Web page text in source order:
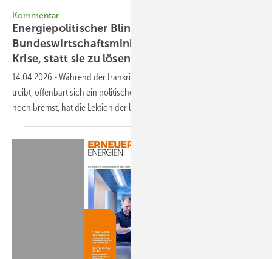
Kommentar
Energiepolitischer Blindflug:
Bundeswirtschaftsministerin verschärft die
Krise, statt sie zu lösen
14.04.2026 -Während der Irankrieg die Energiepreise nach oben
treibt, offenbart sich ein politisches Versagen mit Ansage. Wer jetzt
noch bremst, hat die Lektion der letzten Jahre nicht